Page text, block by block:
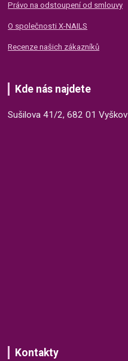
Právo na odstoupení od smlouvy
O společnosti X-NAILS
Recenze našich zákazníků
Kde nás najdete
Sušilova 41/2, 682 01 Vyškov
Kontakty